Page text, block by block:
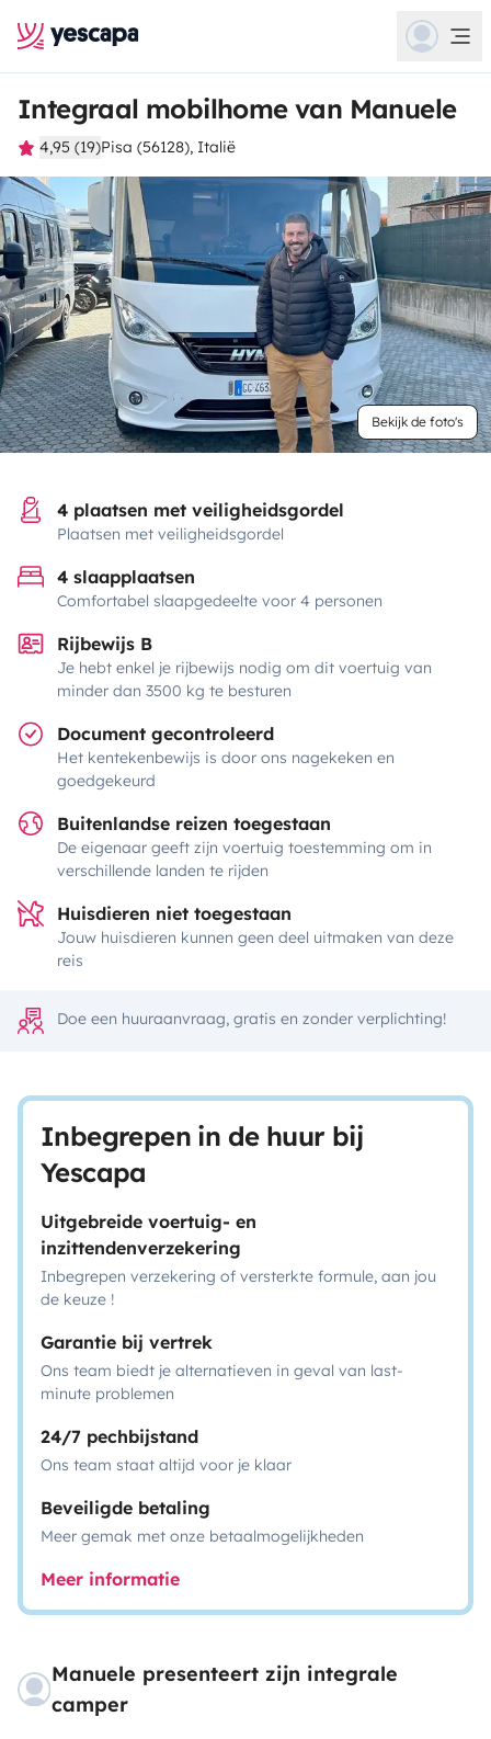
Integraal mobilhome van Manuele
4,95 (19)Pisa (56128), Italië
Bekijk de foto's
4 plaatsen met veiligheidsgordel
Plaatsen met veiligheidsgordel
4 slaapplaatsen
Comfortabel slaapgedeelte voor 4 personen
Rijbewijs B
Je hebt enkel je rijbewijs nodig om dit voertuig van
minder dan 3500 kg te besturen
Document gecontroleerd
Het kentekenbewijs is door ons nagekeken en
goedgekeurd
Buitenlandse reizen toegestaan
De eigenaar geeft zijn voertuig toestemming om in
verschillende landen te rijden
Huisdieren niet toegestaan
Jouw huisdieren kunnen geen deel uitmaken van deze
reis
Doe een huuraanvraag, gratis en zonder verplichting!
Inbegrepen in de huur bij
Yescapa
Uitgebreide voertuig- en
inzittendenverzekering
Inbegrepen verzekering of versterkte formule, aan jou
de keuze !
Garantie bij vertrek
Ons team biedt je alternatieven in geval van last-
minute problemen
24/7 pechbijstand
Ons team staat altijd voor je klaar
Beveiligde betaling
Meer gemak met onze betaalmogelijkheden
Meer informatie
Manuele presenteert zijn integrale
camper